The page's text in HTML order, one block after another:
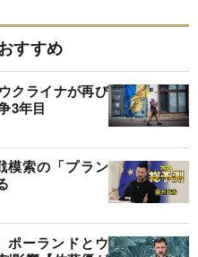
すすめ
クライナが再び
3年目
模索の「プラン
ポーランドとウ